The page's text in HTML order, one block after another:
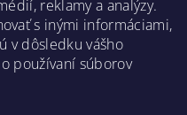
| Heureka.sk
reklamy a analýzy.
s inými informáciami,
v dôsledku vášho
používaní súborov